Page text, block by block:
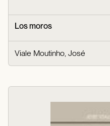
Los moros
Viale Moutinho, José